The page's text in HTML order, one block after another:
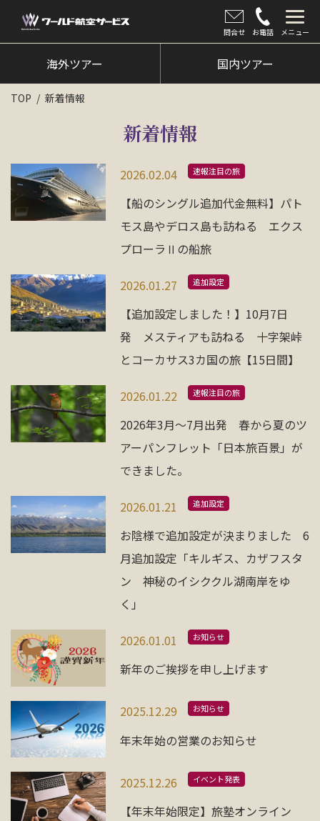
問合せ お電話 メニュー
海外ツアー
国内ツアー
旅のひろば
イベント
会社情報
お問い合わせ
資料請求
電話にてお問い合わせ
海外ツアー 国内ツアー
TOP 新着情報
新着情報
2026.02.04 速報注目の旅
【船のシングル追加代金無料】パト
モス島やデロス島も訪ねる エクス
プローラⅡの船旅
2026.01.27 追加設定
【追加設定しました！】10月7日
発 メスティアも訪ねる 十字架峠
とコーカサス3カ国の旅【15日間】
2026.01.22 速報注目の旅
2026年3月〜7月出発 春から夏のツ
アーパンフレット「日本旅百景」が
できました。
2026.01.21 追加設定
お陰様で追加設定が決まりました 6
月追加設定「キルギス、カザフスタ
ン 神秘のイシククル湖南岸をゆ
く」
2026.01.01 お知らせ
新年のご挨拶を申し上げます
2025.12.29 お知らせ
年末年始の営業のお知らせ
2025.12.26 イベント発表
【年末年始限定】旅塾オンライン